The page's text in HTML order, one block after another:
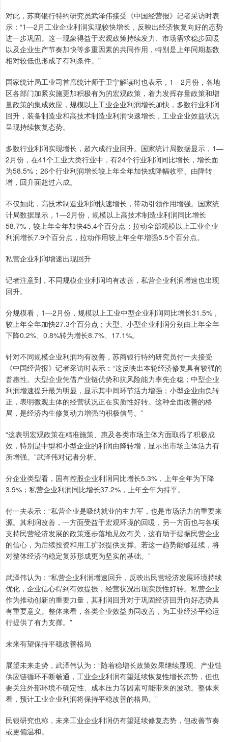
对此，苏商银行特约研究员武泽伟接受《中国经营报》记者采访时表
示：“1—2月工业企业利润实现较快增长，反映出经济恢复向好的态势
进一步巩固。这一现象得益于宏观政策持续发力、市场需求稳步回暖
以及企业生产节奏加快等多重因素的共同作用，特别是上年同期基数
相对较低也形成了有利条件。”
国家统计局工业司首席统计师于卫宁解读时也表示，1—2月份，各地
区各部门加紧实施更加积极有为的宏观政策，着力发挥存量政策和增
量政策的集成效应，规模以上工业企业利润增长加快，多数行业利润
回升，装备制造业和高技术制造业利润快速增长，工业企业效益状况
呈现持续恢复态势。
多数行业利润实现增长，超六成行业回升。国家统计局数据显示，1—
2月份，在41个工业大类行业中，有24个行业利润同比增长，增长面
为58.5%；26个行业利润增长较上年全年加快或降幅收窄、由降转
增，回升面超过六成。
不仅如此，高技术制造业利润快速增长，带动引领作用增强。国家统
计局数据显示，1—2月份，规模以上高技术制造业利润同比增长
58.7%，较上年全年加快45.4个百分点；拉动全部规模以上工业企业
利润增长7.9个百分点，拉动作用较上年全年增强5.5个百分点。
私营企业利润增速出现回升
记者注意到，不同规模企业利润均有改善，私营企业利润增速也出现
回升。
分规模看，1—2月份，规模以上工业中型企业利润同比增长31.5%，
较上年全年加快27.3个百分点；大型、小型企业利润分别由上年全年
下降0.2%、0.8%转为增长8.7%、17.1%。
针对不同规模企业利润均有改善，苏商银行特约研究员付一夫接受
《中国经营报》记者采访时表示：“这反映出本轮经济修复具有较强的
普惠性。大型企业凭借产业链优势和抗风险能力率先企稳；中型企业
利润增速提升最为明显，显示其中间环节活力增强；小型企业由负转
正，表明微观主体的经营状况正在实质性好转。这种全面改善的格
局，是经济内生修复动力增强的积极信号。”
“这表明宏观政策在精准施策、惠及各类市场主体方面取得了积极成
效，特别是中型和小型企业的利润由降转增，显示出市场主体活力有
所增强。”武泽伟对记者分析。
分企业类型看，国有控股企业利润同比增长5.3%，上年全年为下降
3.9%；私营企业利润同比增长37.2%，上年全年为持平。
付一夫表示：“私营企业是吸纳就业的主力军，也是市场活力的重要来
源。其利润改善，一方面受益于宏观环境的回暖，另一方面也与各项
支持民营经济发展的政策逐步落地见效有关，这有助于提振民营企业
的信心，为后续投资和用工扩张提供支撑。若这一趋势能够延续，将
对整体经济的稳定复苏形成更为坚实的基础。”
武泽伟认为：“私营企业利润增速回升，反映出民营经济发展环境持续
优化，企业信心得到有效提振，经营状况出现实质性好转。私营企业
作为推动创新的重要力量，其利润回升对于巩固经济回升向好态势具
有重要意义。整体来看，各类企业效益协同改善，为工业经济平稳运
行提供了有力支撑。”
未来有望保持平稳改善格局
展望未来走势，武泽伟认为：“随着稳增长政策效果继续显现、产业链
供应链循环不断畅通，工业企业利润有望延续恢复性增长态势，但也
要关注外部环境不确定性、成本压力等因素可能带来的波动。整体来
看，预计工业企业利润将保持平稳改善的格局。”
民银研究也称，未来工业企业利润仍有望延续修复态势，但改善节奏
或更偏温和。